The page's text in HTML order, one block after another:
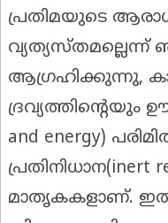
പ്രതിമയുടെ
വ്യത്യസ്തമല്ലെന്ന്
ആഗ്രഹിക്കുന്നു,
ദ്രവ്യത്തിന്റെയും
and energy)
പ്രതിനിധാന(inert
മാതൃകകളാണ്.